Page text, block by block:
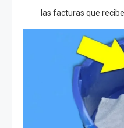
las facturas que